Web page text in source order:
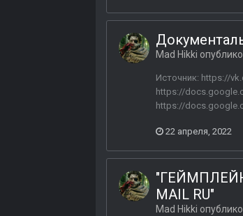
Mad Hikki
Источник: https://
https://
https://
22 апреля, 2022
MAIL RU"
Mad Hikki